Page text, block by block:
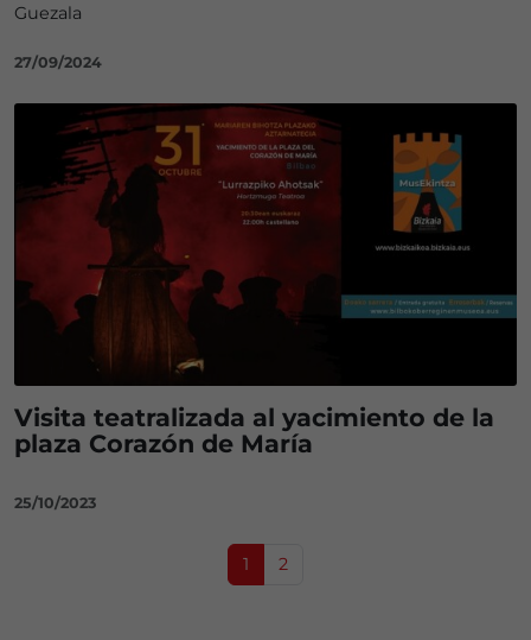
Guezala
27/09/2024
Visita teatralizada al yacimiento de la
plaza Corazón de María
25/10/2023
Current Page
1 Page
2